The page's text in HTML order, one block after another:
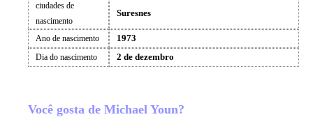
ciudades de
nascimento
Suresnes
Ano de nascimento 1973
Dia do nascimento 2 de dezembro
Você gosta de Michael Youn?